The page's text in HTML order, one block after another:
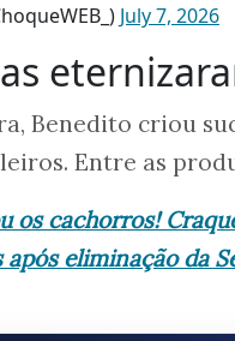
July 7, 2026
Benedito criou
Entre as
os cachorros!
eliminação da